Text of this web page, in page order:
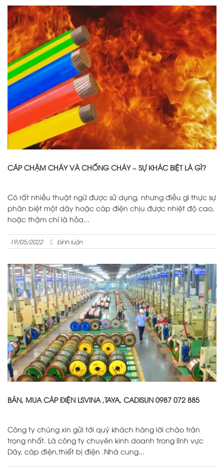
CÁP CHẬM CHÁY VÀ CHỐNG CHÁY – SỰ KHÁC BIỆT LÀ GÌ?
Có rất nhiều thuật ngữ được sử dụng, nhưng điều gì thực sự
phân biệt một dây hoặc cáp điện chịu được nhiệt độ cao,
hoặc thậm chí là hỏa...
19/05/2022 bình luận
BÁN, MUA CÁP ĐIỆN LSVINA ,TAYA, CADISUN 0987 072 885
Công ty chúng xin gửi tới quý khách hàng lời chào trân
trọng nhất. Là công ty chuyên kinh doanh trong lĩnh vực
Dây, cáp điện,thiết bị điện .Nhà cung...